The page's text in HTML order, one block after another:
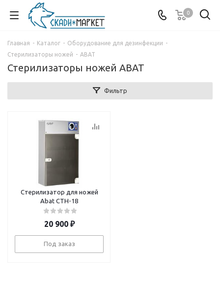
0
Главная - Каталог - Оборудование для дезинфекции -
Стерилизаторы ножей - ABAT
Стерилизаторы ножей ABAT
Фильтр
Стерилизатор для ножей
Abat СТН-18
20 900₽
Под заказ